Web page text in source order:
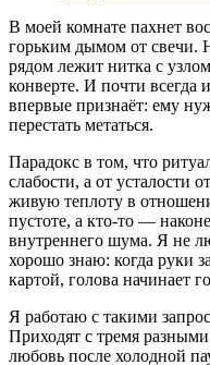
В моей комнате пахнет
горьким дымом от свечи.
рядом лежит нитка с
конверте. И почти всегда
впервые признаёт: ему
перестать метаться.
Парадокс в том, что
слабости, а от усталости
живую теплоту в
пустоте, а кто-то —
внутреннего шума. Я не
хорошо знаю: когда руки
картой, голова начинает
Я работаю с такими
Приходят с тремя
любовь после холодной